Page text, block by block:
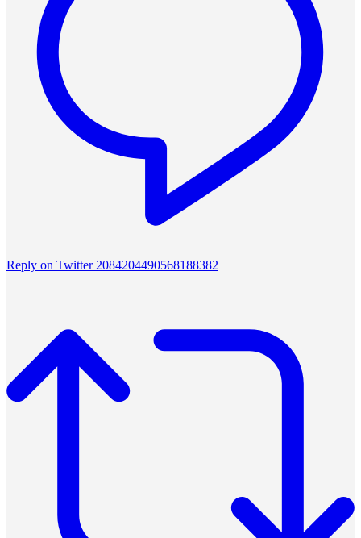
Reply on Twitter 2084204490568188382